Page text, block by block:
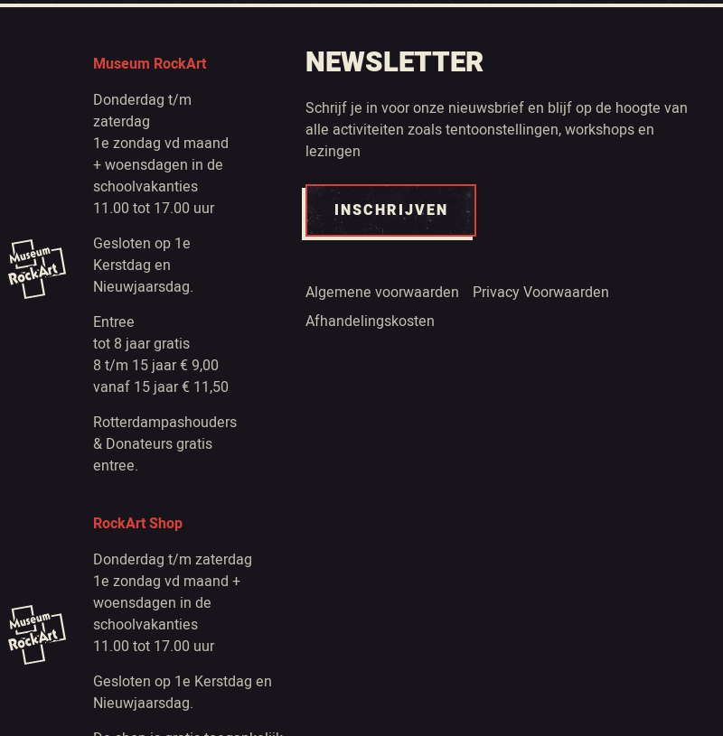
Museum RockArt
Donderdag t/m
zaterdag
1e zondag vd maand
+ woensdagen in de
schoolvakanties
11.00 tot 17.00 uur
Gesloten op 1e
Kerstdag en
Nieuwjaarsdag.
Entree
tot 8 jaar gratis
8 t/m 15 jaar € 9,00
vanaf 15 jaar € 11,50
Rotterdampashouders
& Donateurs gratis
entree.
RockArt Shop
Donderdag t/m zaterdag
1e zondag vd maand +
woensdagen in de
schoolvakanties
11.00 tot 17.00 uur
Gesloten op 1e Kerstdag en
Nieuwjaarsdag.
NEWSLETTER
Schrijf je in voor onze nieuwsbrief en blijf op de hoogte van
alle activiteiten zoals tentoonstellingen, workshops en
lezingen
INSCHRIJVEN
Algemene voorwaarden
Privacy Voorwaarden
Afhandelingskosten